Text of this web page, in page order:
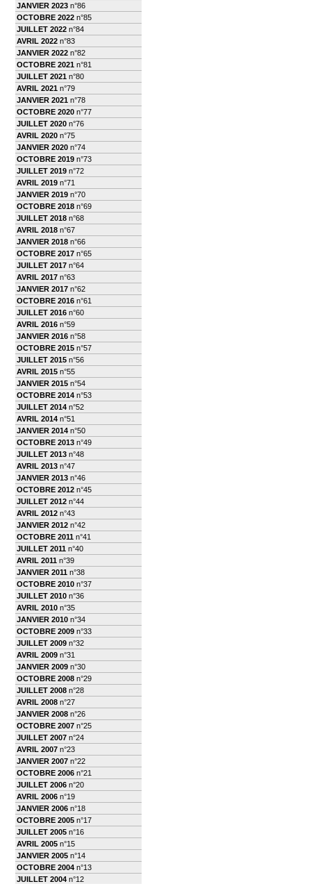
JANVIER 2023 n°86
OCTOBRE 2022 n°85
JUILLET 2022 n°84
AVRIL 2022 n°83
JANVIER 2022 n°82
OCTOBRE 2021 n°81
JUILLET 2021 n°80
AVRIL 2021 n°79
JANVIER 2021 n°78
OCTOBRE 2020 n°77
JUILLET 2020 n°76
AVRIL 2020 n°75
JANVIER 2020 n°74
OCTOBRE 2019 n°73
JUILLET 2019 n°72
AVRIL 2019 n°71
JANVIER 2019 n°70
OCTOBRE 2018 n°69
JUILLET 2018 n°68
AVRIL 2018 n°67
JANVIER 2018 n°66
OCTOBRE 2017 n°65
JUILLET 2017 n°64
AVRIL 2017 n°63
JANVIER 2017 n°62
OCTOBRE 2016 n°61
JUILLET 2016 n°60
AVRIL 2016 n°59
JANVIER 2016 n°58
OCTOBRE 2015 n°57
JUILLET 2015 n°56
AVRIL 2015 n°55
JANVIER 2015 n°54
OCTOBRE 2014 n°53
JUILLET 2014 n°52
AVRIL 2014 n°51
JANVIER 2014 n°50
OCTOBRE 2013 n°49
JUILLET 2013 n°48
AVRIL 2013 n°47
JANVIER 2013 n°46
OCTOBRE 2012 n°45
JUILLET 2012 n°44
AVRIL 2012 n°43
JANVIER 2012 n°42
OCTOBRE 2011 n°41
JUILLET 2011 n°40
AVRIL 2011 n°39
JANVIER 2011 n°38
OCTOBRE 2010 n°37
JUILLET 2010 n°36
AVRIL 2010 n°35
JANVIER 2010 n°34
OCTOBRE 2009 n°33
JUILLET 2009 n°32
AVRIL 2009 n°31
JANVIER 2009 n°30
OCTOBRE 2008 n°29
JUILLET 2008 n°28
AVRIL 2008 n°27
JANVIER 2008 n°26
OCTOBRE 2007 n°25
JUILLET 2007 n°24
AVRIL 2007 n°23
JANVIER 2007 n°22
OCTOBRE 2006 n°21
JUILLET 2006 n°20
AVRIL 2006 n°19
JANVIER 2006 n°18
OCTOBRE 2005 n°17
JUILLET 2005 n°16
AVRIL 2005 n°15
JANVIER 2005 n°14
OCTOBRE 2004 n°13
JUILLET 2004 n°12